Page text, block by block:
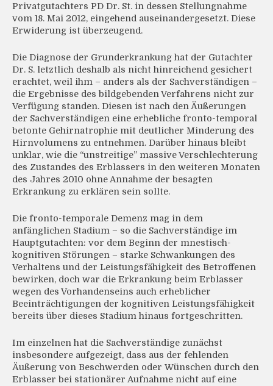
Privatgutachters PD Dr. St. in dessen Stellungnahme
vom 18. Mai 2012, eingehend auseinandergesetzt. Diese
Erwiderung ist überzeugend.
Die Diagnose der Grunderkrankung hat der Gutachter
Dr. S. letztlich deshalb als nicht hinreichend gesichert
erachtet, weil ihm – anders als der Sachverständigen –
die Ergebnisse des bildgebenden Verfahrens nicht zur
Verfügung standen. Diesen ist nach den Äußerungen
der Sachverständigen eine erhebliche fronto-temporal
betonte Gehirnatrophie mit deutlicher Minderung des
Hirnvolumens zu entnehmen. Darüber hinaus bleibt
unklar, wie die “unstreitige” massive Verschlechterung
des Zustandes des Erblassers in den weiteren Monaten
des Jahres 2010 ohne Annahme der besagten
Erkrankung zu erklären sein sollte.
Die fronto-temporale Demenz mag in dem
anfänglichen Stadium – so die Sachverständige im
Hauptgutachten: vor dem Beginn der mnestisch-
kognitiven Störungen – starke Schwankungen des
Verhaltens und der Leistungsfähigkeit des Betroffenen
bewirken, doch war die Erkrankung beim Erblasser
wegen des Vorhandenseins auch erheblicher
Beeinträchtigungen der kognitiven Leistungsfähigkeit
bereits über dieses Stadium hinaus fortgeschritten.
Im einzelnen hat die Sachverständige zunächst
insbesondere aufgezeigt, dass aus der fehlenden
Äußerung von Beschwerden oder Wünschen durch den
Erblasser bei stationärer Aufnahme nicht auf eine